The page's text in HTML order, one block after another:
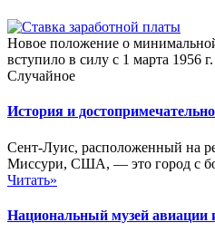
Новое положение о
вступило в силу с 1 марта 1956
Случайное
История и
Сент-Луис, расположенный на
Миссури, США, — это город с
Читать»
Национальный музей авиации